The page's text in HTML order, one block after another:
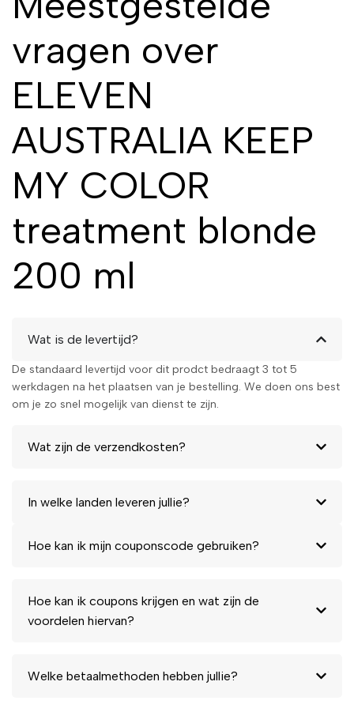
vragen over
ELEVEN
AUSTRALIA KEEP
MY COLOR
treatment blonde
200 ml
Wat is de levertijd?
De standaard levertijd voor dit prodct bedraagt 3 tot 5
werkdagen na het plaatsen van je bestelling. We doen ons best
om je zo snel mogelijk van dienst te zijn.
Wat zijn de verzendkosten?
In welke landen leveren jullie?
Hoe kan ik mijn couponscode gebruiken?
Hoe kan ik coupons krijgen en wat zijn de
voordelen hiervan?
Welke betaalmethoden hebben jullie?